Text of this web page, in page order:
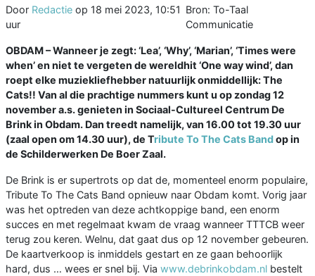
Door Redactie op 18 mei 2023, 10:51
uur
Bron: To-Taal
Communicatie
OBDAM – Wanneer je zegt: ‘Lea’, ‘Why’, ‘Marian’, ‘Times were
when’ en niet te vergeten de wereldhit ‘One way wind’, dan
roept elke muziekliefhebber natuurlijk onmiddellijk: The
Cats!! Van al die prachtige nummers kunt u op zondag 12
november a.s. genieten in Sociaal-Cultureel Centrum De
Brink in Obdam. Dan treedt namelijk, van 16.00 tot 19.30 uur
(zaal open om 14.30 uur), de Tribute To The Cats Bandop in
de Schilderwerken De Boer Zaal.
De Brink is er supertrots op dat de, momenteel enorm populaire,
Tribute To The Cats Band opnieuw naar Obdam komt. Vorig jaar
was het optreden van deze achtkoppige band, een enorm
succes en met regelmaat kwam de vraag wanneer TTTCB weer
terug zou keren. Welnu, dat gaat dus op 12 november gebeuren.
De kaartverkoop is inmiddels gestart en ze gaan behoorlijk
hard, dus … wees er snel bij. Via www.debrinkobdam.nl bestelt